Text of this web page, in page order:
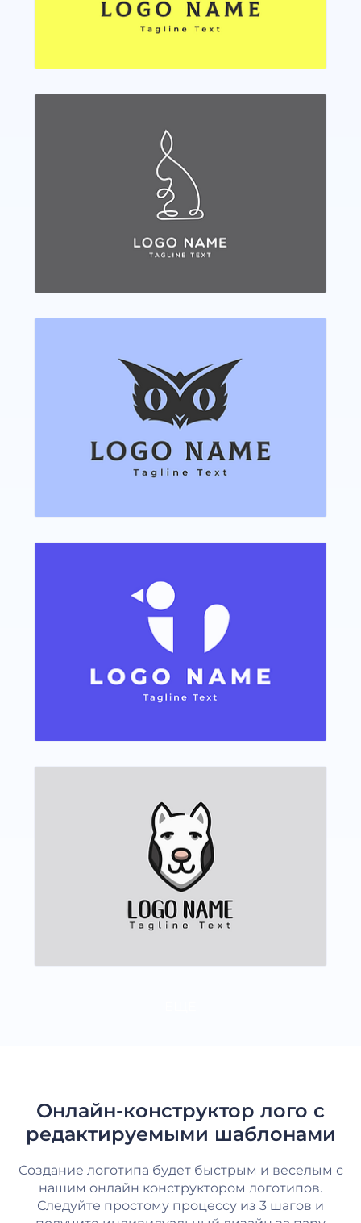
Онлайн-конструктор лого с
редактируемыми шаблонами
Создание логотипа будет быстрым и веселым с
нашим онлайн конструктором логотипов.
Следуйте простому процессу из 3 шагов и